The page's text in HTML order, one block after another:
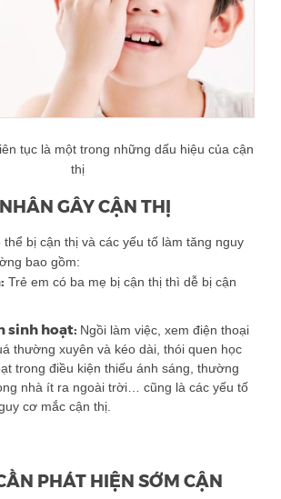
tục là một trong những dấu hiệu của cận
thị
GÂY CẬN THỊ
thể bị cận thị và các yếu tố làm tăng nguy
bao gồm:
Trẻ em có ba mẹ bị cận thị thì dễ bị cận
sinh hoạt: Ngồi làm việc, xem điện thoại
thường xuyên và kéo dài, thói quen học
trong điều kiện thiếu ánh sáng, thường
nhà ít ra ngoài trời… cũng là các yếu tố
cơ mắc cận thị.
PHÁT HIỆN SỚM CẬN